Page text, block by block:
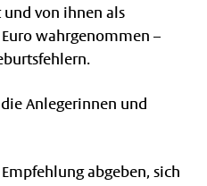
von ihnen als
wahrgenommen –
Anlegerinnen und
abgeben, sich